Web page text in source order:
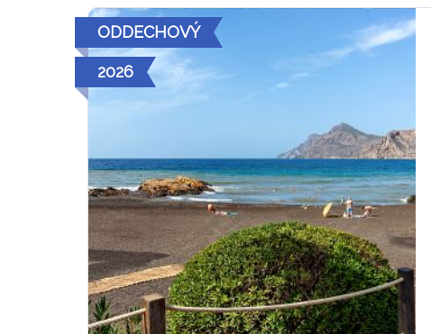
ODDECHOVÝ
2026